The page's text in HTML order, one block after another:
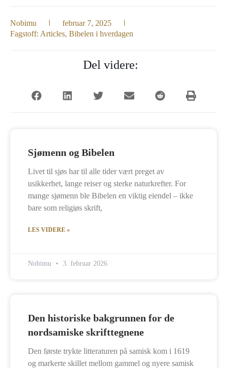
Nobimu
februar 7, 2025
Fagstoff: Articles, Bibelen i hverdagen
Del videre:
Sjømenn og Bibelen
Livet til sjøs har til alle tider vært preget av
usikkerhet, lange reiser og sterke naturkrefter. For
mange sjømenn ble Bibelen en viktig eiendel – ikke
bare som religiøs skrift,
LES VIDERE »
Nobimu 3. februar 2026
Den historiske bakgrunnen for de
nordsamiske skrifttegnene
Den første trykte litteraturen på samisk kom i 1619
og markerte skillet mellom gammel og nyere samisk